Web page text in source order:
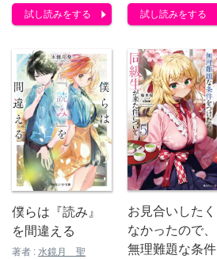
試し読みをする 試し読みをする
僕らは『読み』
を間違える
著者 : 水鏡月 聖
お見合いしたく
なかったので、
無理難題な条件